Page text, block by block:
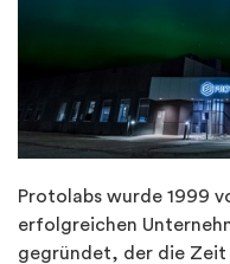
Protolabs wurde 1999
erfolgreichen
gegründet, der die